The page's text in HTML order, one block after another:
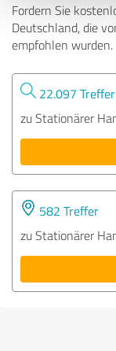
Fordern Sie
Deutschland, die
empfohlen wurden.
22.097 Treffer
zu Stationärer
582 Treffer
zu Stationärer